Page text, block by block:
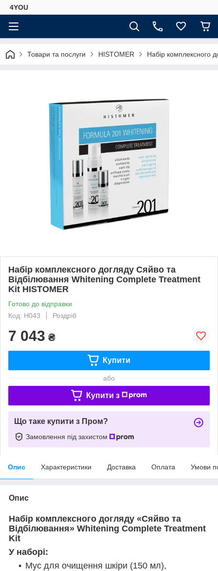
4YOU
Товари та послуги HISTOMER Набір комплексного
Набір комплексного догляду Сяйво та
Відбілювання Whitening Complete Treatment
Kit HISTOMER
Готово до відправки
Код: H043
Роздріб
7 043 ₴
Купити
або
Купити з
Що таке купити з Пром?
Замовлення під захистом
Опис Характеристики Доставка Оплата Умови
Опис
Набір комплексного догляду «Сяйво та
Відбілювання» Whitening Complete Treatment
Kit
У наборі:
Мус для очищення шкіри (150 мл),